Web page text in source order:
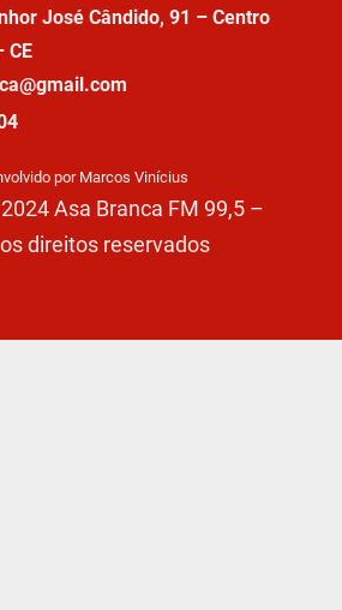
José Cândido, 91 – Centro
CE
por Marcos Vinícius
Asa Branca FM 99,5 –
direitos reservados